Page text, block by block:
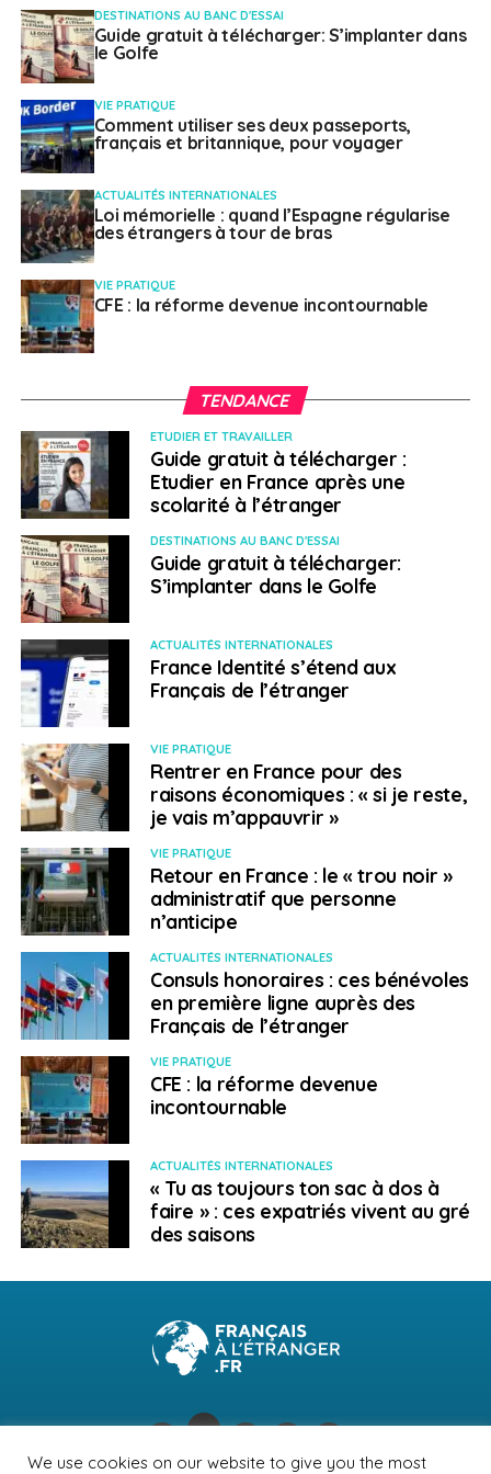
FranceInfo, Français du monde : “Royaume-Uni :
plus de 10 000 visas de travail supplémentaires“
NE RATEZ PAS
La startup qui décroche les étoiles à Dubaï
DESTINATIONS AU BANC D'ESSAI
Guide gratuit à télécharger: S’implanter dans
le Golfe
VIE PRATIQUE
Comment utiliser ses deux passeports,
français et britannique, pour voyager
ACTUALITÉS INTERNATIONALES
Loi mémorielle : quand l’Espagne régularise
des étrangers à tour de bras
VIE PRATIQUE
CFE : la réforme devenue incontournable
TENDANCE
ETUDIER ET TRAVAILLER
Guide gratuit à télécharger :
Etudier en France après une
scolarité à l’étranger
DESTINATIONS AU BANC D'ESSAI
Guide gratuit à télécharger:
S’implanter dans le Golfe
ACTUALITÉS INTERNATIONALES
France Identité s’étend aux
Français de l’étranger
VIE PRATIQUE
Rentrer en France pour des
raisons économiques : « si je reste,
je vais m’appauvrir »
VIE PRATIQUE
Retour en France : le « trou noir »
administratif que personne
n’anticipe
ACTUALITÉS INTERNATIONALES
Consuls honoraires : ces bénévoles
en première ligne auprès des
Français de l’étranger
VIE PRATIQUE
CFE : la réforme devenue
incontournable
ACTUALITÉS INTERNATIONALES
« Tu as toujours ton sac à dos à
faire » : ces expatriés vivent au gré
des saisons
We use cookies on our website to give you the most